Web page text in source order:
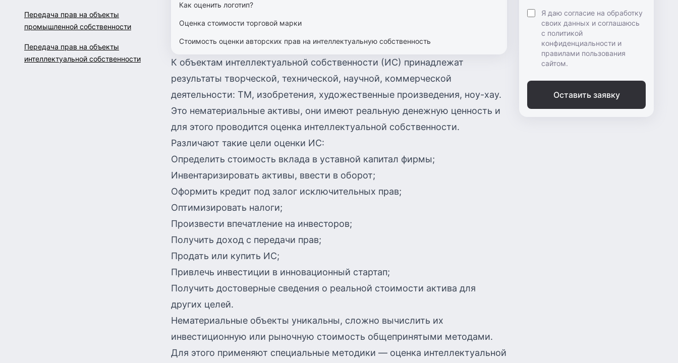
Как оценить логотип?
Оценка стоимости торговой марки
Стоимость оценки авторских прав на интеллектуальную собственность
К объектам интеллектуальной собственности (ИС) принадлежат
результаты творческой, технической, научной, коммерческой
деятельности: ТМ, изобретения, художественные произведения, ноу-хау.
Это нематериальные активы, они имеют реальную денежную ценность и
для этого проводится оценка интеллектуальной собственности.
Различают такие цели оценки ИС:
Определить стоимость вклада в уставной капитал фирмы;
Инвентаризировать активы, ввести в оборот;
Оформить кредит под залог исключительных прав;
Оптимизировать налоги;
Произвести впечатление на инвесторов;
Получить доход с передачи прав;
Продать или купить ИС;
Привлечь инвестиции в инновационный стартап;
Получить достоверные сведения о реальной стоимости актива для
других целей.
Нематериальные объекты уникальны, сложно вычислить их
инвестиционную или рыночную стоимость общепринятыми методами.
Для этого применяют специальные методики — оценка интеллектуальной
Я даю согласие на обработку
своих данных и соглашаюсь
с политикой
конфиденциальности и
правилами пользования
сайтом.
Оставить заявку
Передача прав на объекты
промышленной собственности
Передача прав на объекты
интеллектуальной собственности